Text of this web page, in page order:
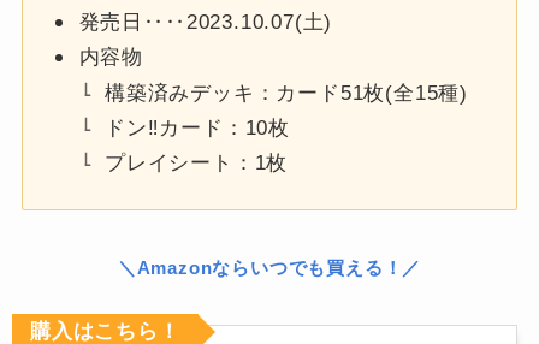
発売日‥‥2023.10.07(土)
内容物
構築済みデッキ：カード51枚(全15種)
ドン‼カード：10枚
プレイシート：1枚
＼Amazonならいつでも買える！／
購入はこちら！